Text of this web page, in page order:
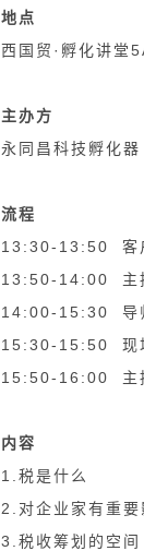
地点
西国贸·孵化讲堂
主办方
永同昌科技孵化器
流程
13:30-
13:50-14:00 主
14:00-15:30 导
15:30-15:50 现
15:50-16:00 主
内容
1.税是什么
2.对企业家有重要
3.税收筹划的空间